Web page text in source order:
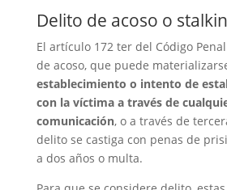
Delito de acoso o
El artículo 172 ter del Código
de acoso, que puede
establecimiento o intento de
con la víctima a través de
comunicación, o a través de
delito se castiga con penas de
a dos años o multa.